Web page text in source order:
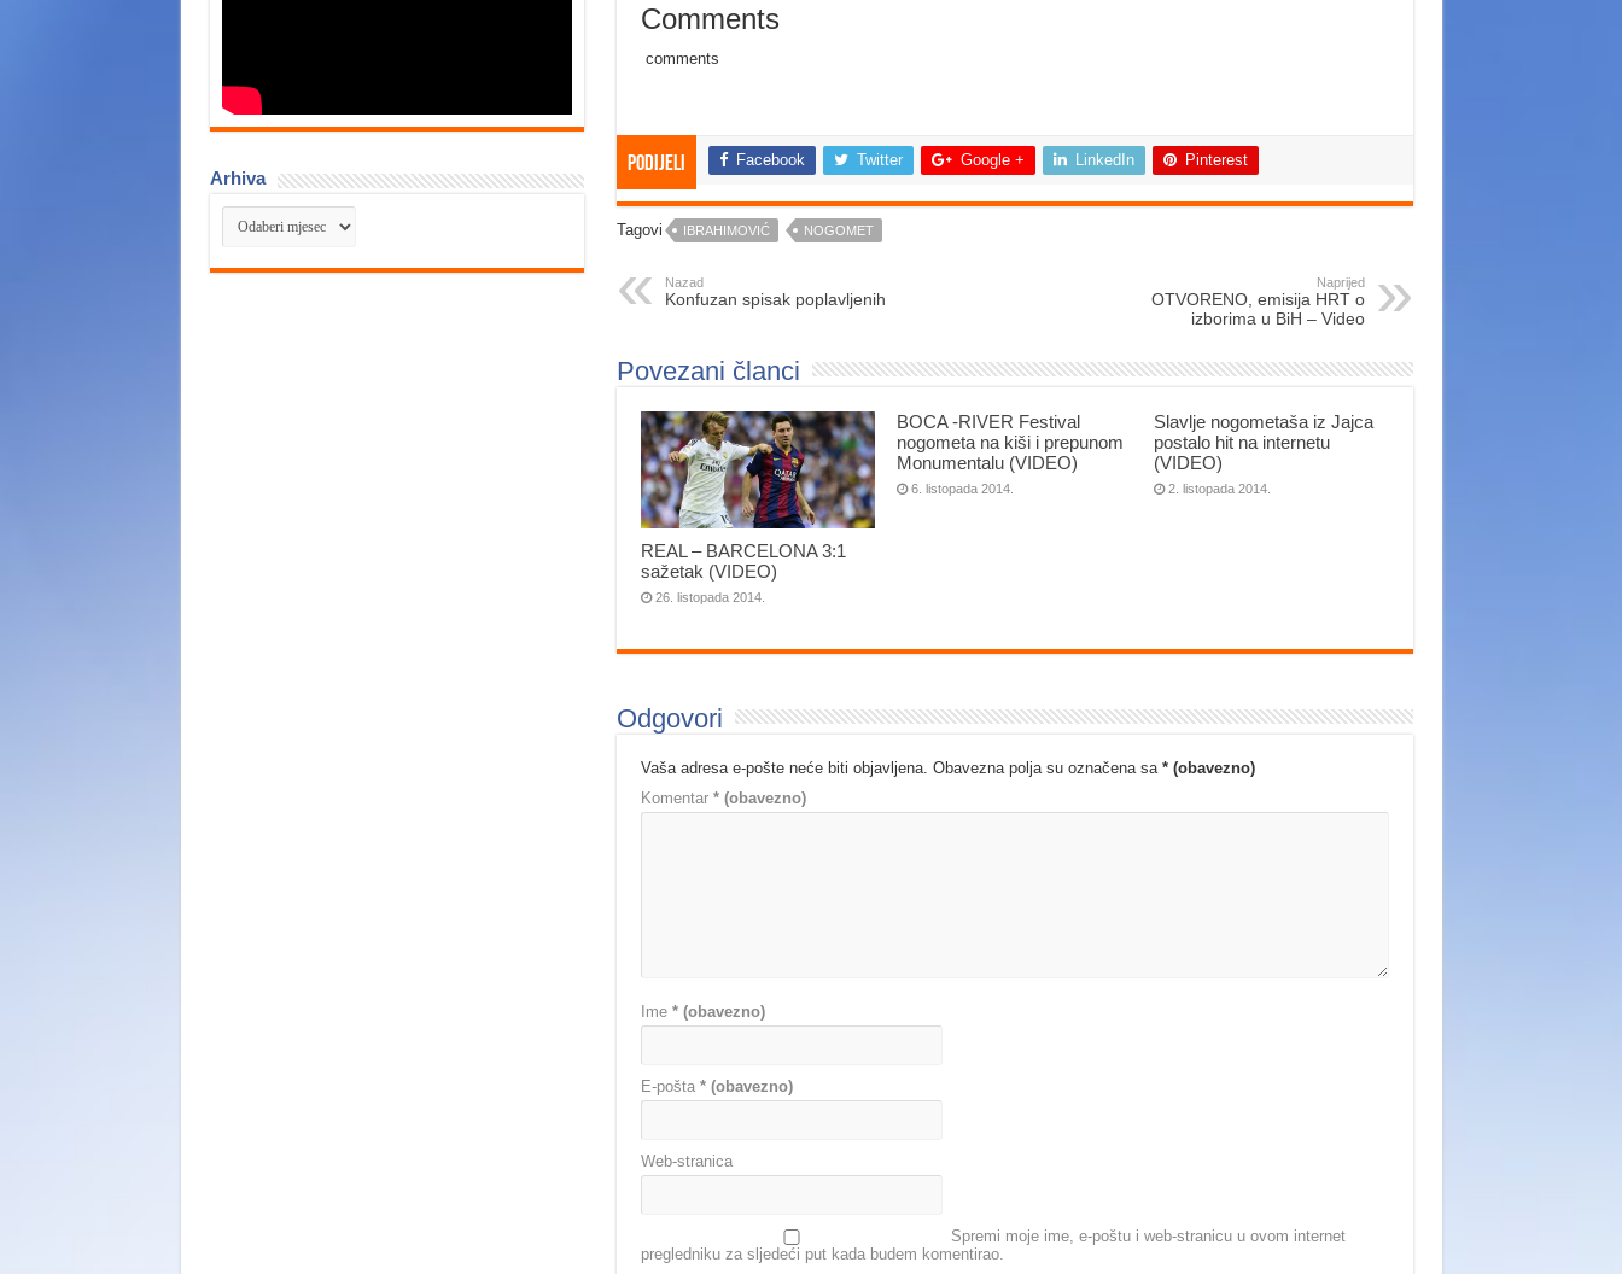
Comments
comments
Podijeli Facebook Twitter Google + LinkedIn Pinterest
Tagovi IBRAHIMOVIĆ NOGOMET
Nazad
Konfuzan spisak poplavljenih
Naprijed
OTVORENO, emisija HRT o
izborima u BiH – Video
Povezani članci
REAL – BARCELONA 3:1
sažetak (VIDEO)
26. listopada 2014.
BOCA -RIVER Festival
nogometa na kiši i prepunom
Monumentalu (VIDEO)
6. listopada 2014.
Slavlje nogometaša iz Jajca
postalo hit na internetu
(VIDEO)
2. listopada 2014.
Odgovori
Vaša adresa e-pošte neće biti objavljena. Obavezna polja su označena sa * (obavezno)
Komentar * (obavezno)
Ime * (obavezno)
E-pošta * (obavezno)
Web-stranica
Spremi moje ime, e-poštu i web-stranicu u ovom internet
pregledniku za sljedeći put kada budem komentirao.
Arhiva
Arhiva